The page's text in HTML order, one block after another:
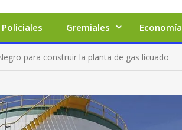
Policiales Gremiales Economía
para construir la planta de gas licuado